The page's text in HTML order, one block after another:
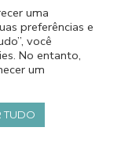
DE QUEM
2024
uma
preferências e
você
No entanto,
um
TUDO